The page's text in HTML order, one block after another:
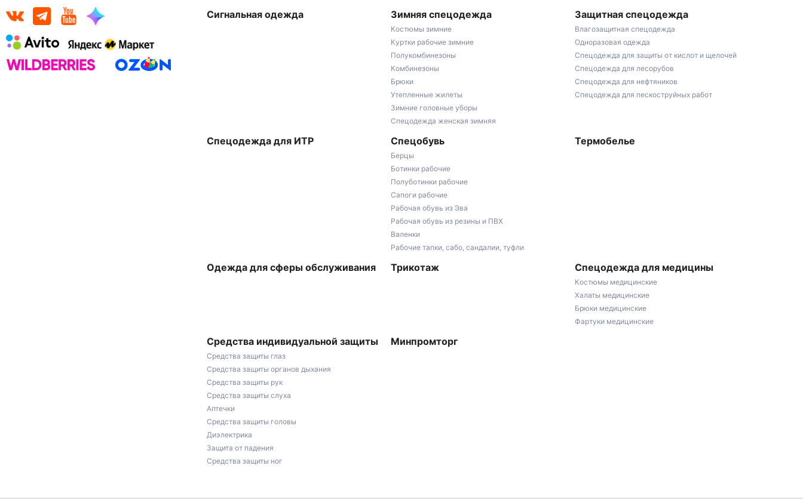
Сигнальная одежда Зимняя спецодежда
Костюмы зимние
Куртки рабочие зимние
Полукомбинезоны
Комбинезоны
Брюки
Утепленные жилеты
Зимние головные уборы
Спецодежда женская зимняя
Защитная спецодежда
Влагозащитная спецодежда
Одноразовая одежда
Спецодежда для защиты от кислот и щелочей
Спецодежда для лесорубов
Спецодежда для нефтяников
Спецодежда для пескоструйных работ
Спецодежда для ИТР Спецобувь
Берцы
Ботинки рабочие
Полуботинки рабочие
Сапоги рабочие
Рабочая обувь из Эва
Рабочая обувь из резины и ПВХ
Валенки
Рабочие тапки, сабо, сандалии, туфли
Термобелье
Одежда для сферы обслуживания Трикотаж Спецодежда для медицины
Костюмы медицинские
Халаты медицинские
Брюки медицинские
Фартуки медицинские
Средства индивидуальной защиты
Средства защиты глаз
Средства защиты органов дыхания
Средства защиты рук
Средства защиты слуха
Аптечки
Средства защиты головы
Диэлектрика
Защита от падения
Средства защиты ног
Минпромторг